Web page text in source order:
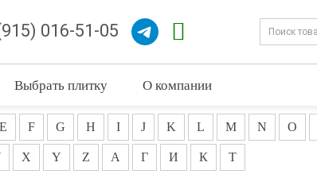
016-51-05
Выбрать плитку О компании
E F G H I J K L M N O
X Y Z А Г И К Т